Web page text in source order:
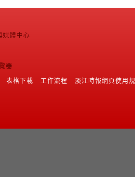
媒體中心
器
表格下載 工作流程 淡江時報網頁使用